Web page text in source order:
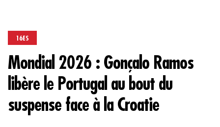
16ES
Mondial 2026 : Gonçalo Ramos
libère le Portugal au bout du
suspense face à la Croatie